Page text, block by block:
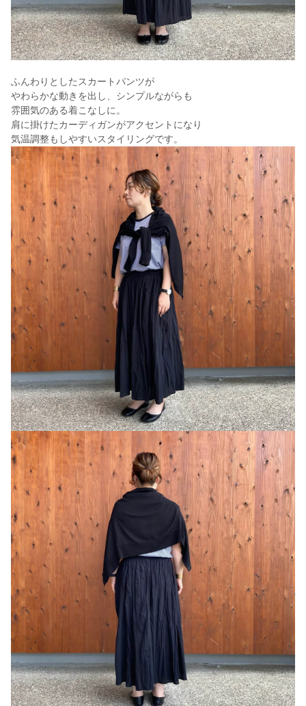
ふんわりとしたスカートパンツが
やわらかな動きを出し、シンプルながらも
雰囲気のある着こなしに。
肩に掛けたカーディガンがアクセントになり
気温調整もしやすいスタイリングです。